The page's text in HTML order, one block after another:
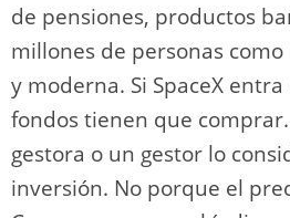
de pensiones, productos
millones de personas
y moderna. Si SpaceX
fondos tienen que
gestora o un gestor lo
inversión. No porque el